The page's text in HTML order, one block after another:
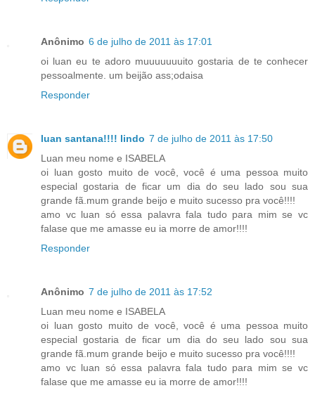
Anônimo 6 de julho de 2011 às 17:01
oi luan eu te adoro muuuuuuuito gostaria de te conhecer
pessoalmente. um beijão ass;odaisa
Responder
luan santana!!!! lindo 7 de julho de 2011 às 17:50
Luan meu nome e ISABELA
oi luan gosto muito de você, você é uma pessoa muito
especial gostaria de ficar um dia do seu lado sou sua
grande fã.mum grande beijo e muito sucesso pra você!!!!
amo vc luan só essa palavra fala tudo para mim se vc
falase que me amasse eu ia morre de amor!!!!
Responder
Anônimo 7 de julho de 2011 às 17:52
Luan meu nome e ISABELA
oi luan gosto muito de você, você é uma pessoa muito
especial gostaria de ficar um dia do seu lado sou sua
grande fã.mum grande beijo e muito sucesso pra você!!!!
amo vc luan só essa palavra fala tudo para mim se vc
falase que me amasse eu ia morre de amor!!!!